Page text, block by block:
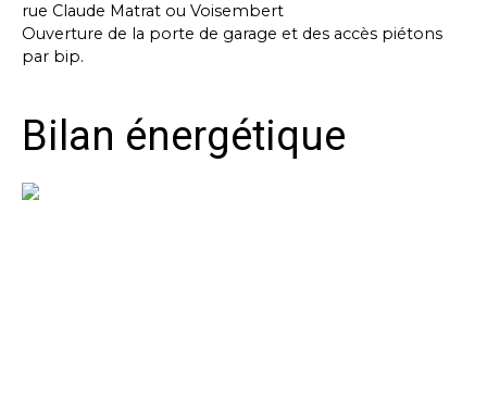
rue Claude Matrat ou Voisembert
Ouverture de la porte de garage et des accès piétons
par bip.
Bilan énergétique